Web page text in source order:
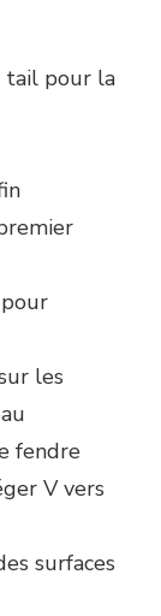
tail pour la
les
fendre
V vers
surfaces